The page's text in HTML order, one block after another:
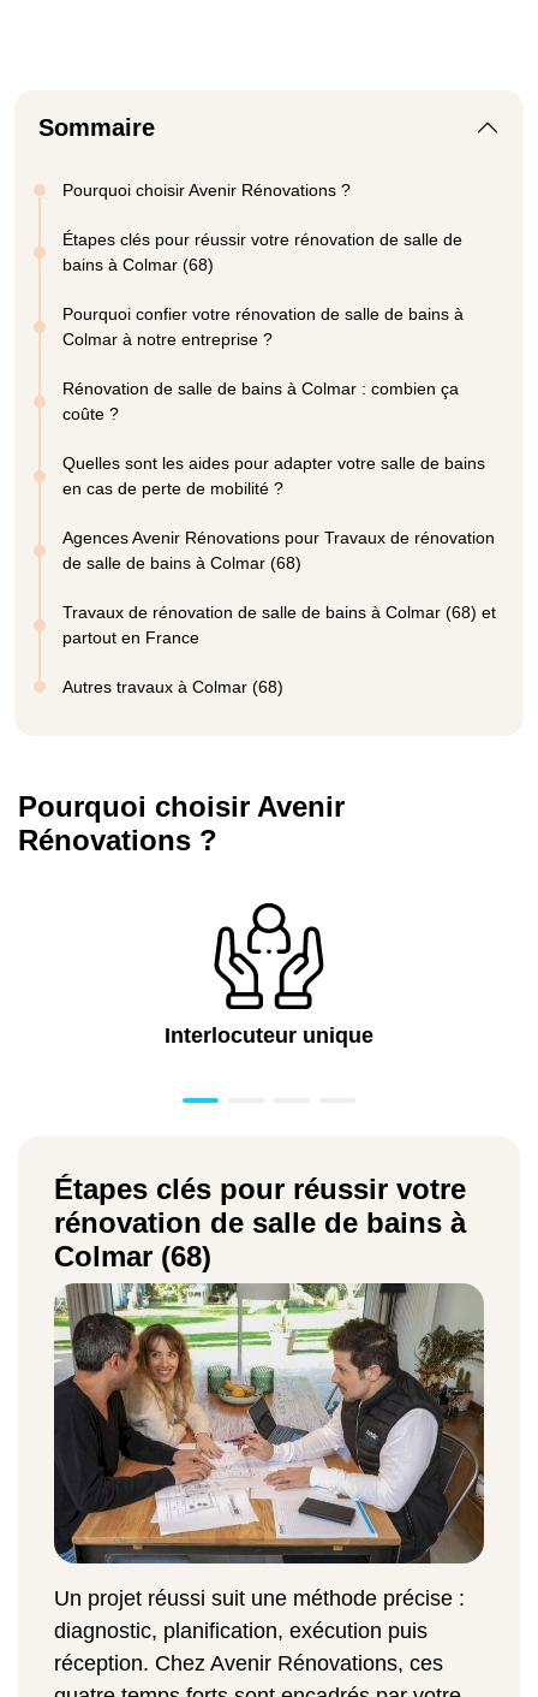
Sommaire
Pourquoi choisir Avenir Rénovations ?
Étapes clés pour réussir votre rénovation de salle de
bains à Colmar (68)
Pourquoi confier votre rénovation de salle de bains à
Colmar à notre entreprise ?
Rénovation de salle de bains à Colmar : combien ça
coûte ?
Quelles sont les aides pour adapter votre salle de bains
en cas de perte de mobilité ?
Agences Avenir Rénovations pour Travaux de rénovation
de salle de bains à Colmar (68)
Travaux de rénovation de salle de bains à Colmar (68) et
partout en France
Autres travaux à Colmar (68)
Pourquoi choisir Avenir
Rénovations ?
Interlocuteur unique
Étapes clés pour réussir votre
rénovation de salle de bains à
Colmar (68)
Un projet réussi suit une méthode précise :
diagnostic, planification, exécution puis
réception. Chez Avenir Rénovations, ces